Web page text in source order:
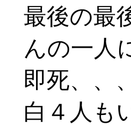
最後の最
んの一人
即死、、
白４人も